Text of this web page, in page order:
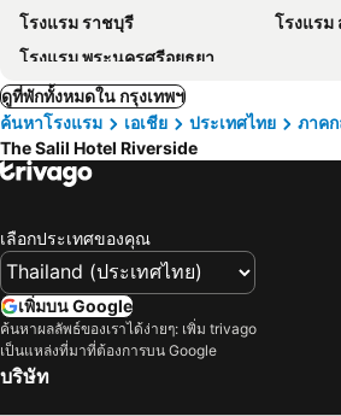
โรงแรม ราชบุรี
โรงแรม
โรงแรม พระนครศรีอยุธยา
ดูที่พักทั้งหมดใน กรุงเทพฯ
ค้นหาโรงแรม
เอเชีย ประเทศไทย ภาค
The Salil Hotel Riverside
เลือกประเทศของคุณ
เพิ่มบน Google
ค้นหาผลลัพธ์ของเราได้ง่ายๆ: เพิ่ม trivago
เป็นแหล่งที่มาที่ต้องการบน Google
บริษัท